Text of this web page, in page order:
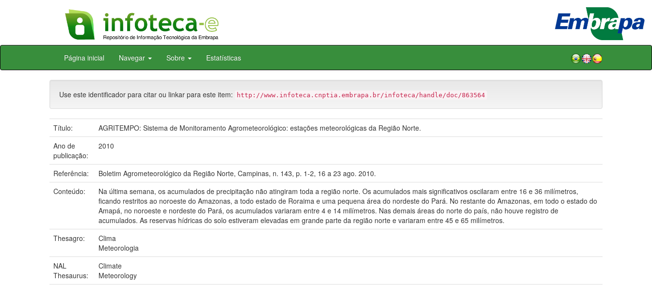
Skip
Página inicial Navegar Sobre Estatísticas
Use este identificador para citar ou linkar para este item: http://www.infoteca.cnptia.embrapa.br/infoteca/handle/doc/863564
Título:
AGRITEMPO: Sistema de Monitoramento Agrometeorológico: estações meteorológicas da Região Norte.
Ano de
publicação:
2010
Referência:
Boletim Agrometeorológico da Região Norte, Campinas, n. 143, p. 1-2, 16 a 23 ago. 2010.
Conteúdo:
Na última semana, os acumulados de precipitação não atingiram toda a região norte. Os acumulados mais significativos oscilaram entre 16 e 36 milímetros,
ficando restritos ao noroeste do Amazonas, a todo estado de Roraima e uma pequena área do nordeste do Pará. No restante do Amazonas, em todo o estado do
Amapá, no noroeste e nordeste do Pará, os acumulados variaram entre 4 e 14 milímetros. Nas demais áreas do norte do país, não houve registro de
acumulados. As reservas hídricas do solo estiveram elevadas em grande parte da região norte e variaram entre 45 e 65 milímetros.
Thesagro:
Clima
Meteorologia
NAL
Thesaurus:
Climate
Meteorology